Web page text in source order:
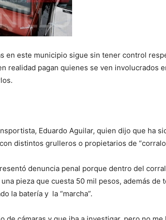
en este municipio sigue sin tener control
realidad pagan quienes se ven involucrados
Eduardo Aguilar, quien dijo que ha
distintos grulleros o propietarios de
denuncia penal porque dentro del
pieza que cuesta 50 mil pesos, además de
la batería y la “marcha”.